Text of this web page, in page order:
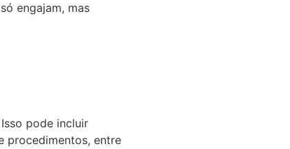
engajam, mas
pode incluir
procedimentos, entre